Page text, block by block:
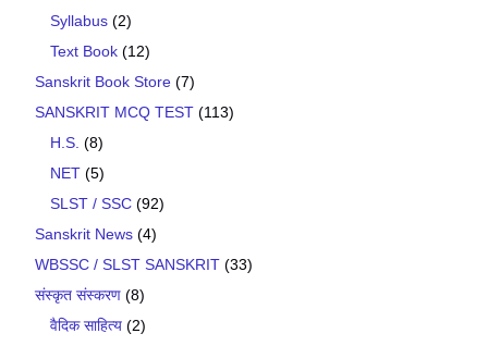
Syllabus (2)
Text Book (12)
Sanskrit Book Store (7)
SANSKRIT MCQ TEST (113)
H.S. (8)
NET (5)
SLST / SSC (92)
Sanskrit News (4)
WBSSC / SLST SANSKRIT (33)
संस्कृत संस्करण (8)
वैदिक साहित्य (2)